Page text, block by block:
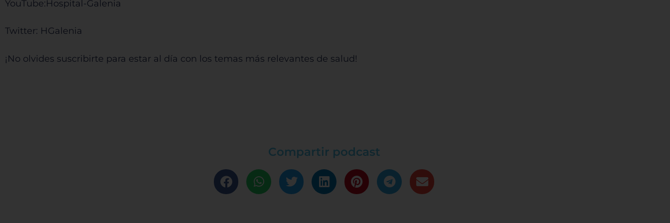
YouTube:⁠⁠⁠⁠⁠⁠⁠⁠⁠⁠⁠⁠⁠⁠⁠⁠⁠⁠⁠⁠⁠⁠⁠⁠⁠⁠⁠⁠⁠⁠⁠⁠⁠⁠⁠⁠⁠⁠⁠⁠⁠⁠⁠⁠⁠⁠⁠⁠⁠⁠⁠⁠⁠⁠⁠⁠⁠⁠⁠⁠⁠⁠⁠⁠⁠⁠⁠⁠⁠⁠⁠⁠⁠⁠⁠Hospital-Galenia ⁠⁠⁠⁠⁠⁠⁠⁠⁠⁠⁠⁠⁠⁠⁠⁠⁠⁠⁠⁠⁠⁠⁠⁠⁠⁠⁠⁠⁠⁠⁠⁠⁠⁠⁠⁠⁠⁠⁠⁠⁠⁠⁠⁠⁠⁠⁠⁠⁠⁠⁠⁠⁠⁠⁠⁠⁠⁠⁠⁠⁠⁠⁠⁠⁠⁠⁠⁠⁠⁠⁠⁠⁠⁠⁠
Twitter:⁠⁠⁠⁠⁠⁠⁠⁠⁠⁠⁠⁠⁠⁠⁠⁠⁠⁠⁠⁠⁠⁠⁠⁠⁠⁠⁠⁠⁠⁠⁠⁠⁠⁠⁠⁠⁠⁠⁠⁠⁠⁠⁠⁠⁠⁠⁠⁠⁠⁠⁠⁠⁠⁠⁠⁠⁠⁠⁠⁠⁠⁠⁠⁠⁠⁠⁠⁠⁠⁠⁠⁠⁠⁠⁠ HGalenia⁠⁠⁠⁠⁠⁠⁠⁠⁠⁠⁠⁠⁠⁠⁠⁠⁠⁠⁠⁠⁠⁠⁠⁠⁠⁠⁠⁠⁠⁠⁠⁠⁠⁠⁠⁠⁠⁠⁠⁠⁠⁠⁠⁠⁠⁠⁠⁠⁠⁠⁠⁠⁠⁠⁠⁠⁠⁠⁠⁠⁠⁠⁠⁠⁠⁠⁠⁠⁠⁠⁠⁠⁠⁠⁠
¡No olvides suscribirte para estar al día con los temas más relevantes de salud!
Compartir podcast